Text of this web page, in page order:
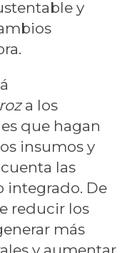
y
a los
que hagan
insumos y
las
integrado. De
reducir los
más